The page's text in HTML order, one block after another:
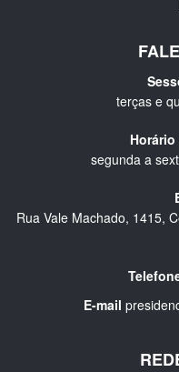
terças e
segunda a
Rua Vale Machado, 1415,
E-mail